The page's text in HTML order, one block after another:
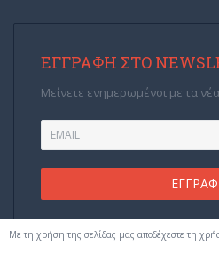
ΕΓΓΡΑΦΉ ΣΤΟ
Μείνετε ενημερωμένοι με τα
Με τη χρήση της σελίδας μας αποδέχεστε τη